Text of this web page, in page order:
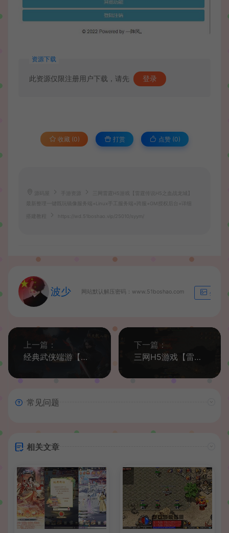
资源下载
此资源仅限注册用户下载，请先 登录
收藏 (0) 打赏 点赞 (0)
手游资源
三网雷霆H5游戏【雷霆传说H5之血战龙城】
最新整理一键既玩镜像服务端+Linux手工服务端+跨服+GM授权后台+详细
搭建教程 https://wd.51boshao.vip/25010/syym/
波少 网站默认解压密码：www.51boshao.com 生成海
上一篇：
经典武侠端游【天龙八部之天星记】最新整理Linux手工服务端+PC客户端+GM工具+详细搭建教程
下一篇：
三网H5游戏【雷霆传奇H5之沙城霸业】最新整理WIN系服务端+GM后台+详细搭建教程
常见问题
相关文章